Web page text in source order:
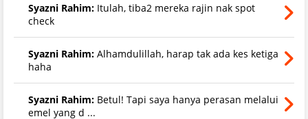
Syazni Rahim: Itulah, tiba2 mereka rajin nak spot
check
Syazni Rahim: Alhamdulillah, harap tak ada kes ketiga
haha
Syazni Rahim: Betul! Tapi saya hanya perasan melalui
emel yang d ...